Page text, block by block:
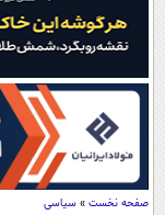
صفحه نخست » سیاسی